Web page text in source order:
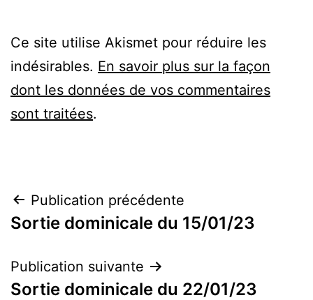
Ce site utilise Akismet pour réduire les
indésirables. En savoir plus sur la façon
dont les données de vos commentaires
sont traitées.
Navigation
de
l’article
Publication précédente
Sortie dominicale du 15/01/23
Publication suivante
Sortie dominicale du 22/01/23